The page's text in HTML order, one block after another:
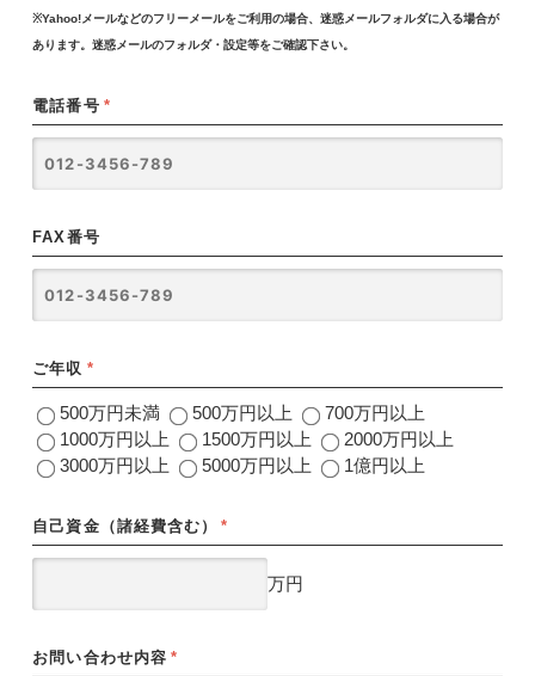
※Yahoo!メールなどのフリーメールをご利用の場合、迷惑メールフォルダに入る場合が
あります。迷惑メールのフォルダ・設定等をご確認下さい。
電話番号 *
FAX番号
ご年収 *
500万円未満 500万円以上
700万円以上
1000万円以上
1500万円以上
2000万円以上
3000万円以上
5000万円以上 1億円以上
自己資金（諸経費含む） *
万円
お問い合わせ内容 *